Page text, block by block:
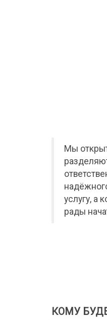
Мы
услугу, а
рады
КОМУ